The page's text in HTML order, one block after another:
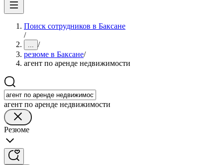
Поиск сотрудников в Баксане
/
... /
резюме в Баксане/
агент по аренде недвижимости
агент по аренде недвижимости
Резюме